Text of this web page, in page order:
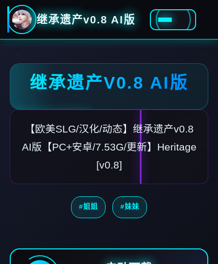
继承遗产v0.8 AI版
继承遗产V0.8 AI版
【欧美SLG/汉化/动态】继承遗产v0.8
AI版【PC+安卓/7.53G/更新】Heritage
[v0.8]
#姐姐 #妹妹